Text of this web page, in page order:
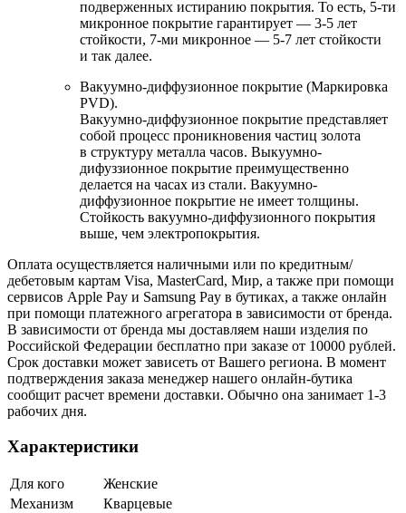
подверженных истиранию покрытия. То есть, 5-ти
микронное покрытие гарантирует — 3-5 лет
стойкости, 7-ми микронное — 5-7 лет стойкости
и так далее.
Вакуумно-диффузионное покрытие (Маркировка
PVD).
Вакуумно-диффузионное покрытие представляет
собой процесс проникновения частиц золота
в структуру металла часов. Выкуумно-
дифуззионное покрытие преимущественно
делается на часах из стали. Вакуумно-
диффузионное покрытие не имеет толщины.
Стойкость вакуумно-диффузионного покрытия
выше, чем электропокрытия.
Оплата осуществляется наличными или по кредитным/
дебетовым картам Visa, MasterCard, Мир, а также при помощи
сервисов Apple Pay и Samsung Pay в бутиках, а также онлайн
при помощи платежного агрегатора в зависимости от бренда.
В зависимости от бренда мы доставляем наши изделия по
Российской Федерации бесплатно при заказе от 10000 рублей.
Срок доставки может зависеть от Вашего региона. В момент
подтверждения заказа менеджер нашего онлайн-бутика
сообщит расчет времени доставки. Обычно она занимает 1-3
рабочих дня.
Характеристики
Для кого
Женские
Механизм
Кварцевые